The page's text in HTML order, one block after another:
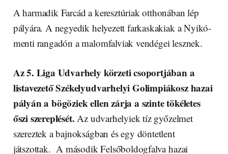
A harmadik Farcád a keresztúriak otthonában lép
pályára. A negyedik helyezett farkaskakiak a Nyikó-
menti rangadón a malomfalviak vendégei lesznek.
Az 5. Liga Udvarhely körzeti csoportjában a
listavezető Székelyudvarhelyi Golimpiákosz hazai
pályán a bögöziek ellen zárja a szinte tökéletes
őszi szereplését. Az udvarhelyiek tíz győzelmet
szereztek a bajnokságban és egy döntetlent
játszottak. A második Felsőboldogfalva hazai